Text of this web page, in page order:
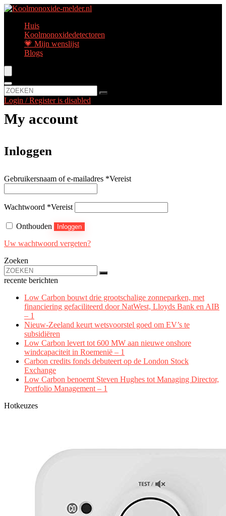
Huis
Koolmonoxidedetectoren
💗 Mijn wenslijst
Blogs
Login / Register is disabled
My account
Inloggen
Gebruikersnaam of e-mailadres *Vereist
Wachtwoord *Vereist
Onthouden Inloggen
Uw wachtwoord vergeten?
Zoeken
recente berichten
Low Carbon bouwt drie grootschalige zonneparken, met
financiering gefaciliteerd door NatWest, Lloyds Bank en AIB
– 1
Nieuw-Zeeland keurt wetsvoorstel goed om EV’s te
subsidiëren
Low Carbon levert tot 600 MW aan nieuwe onshore
windcapaciteit in Roemenië – 1
Carbon credits fonds debuteert op de London Stock
Exchange
Low Carbon benoemt Steven Hughes tot Managing Director,
Portfolio Management – 1
Hotkeuzes